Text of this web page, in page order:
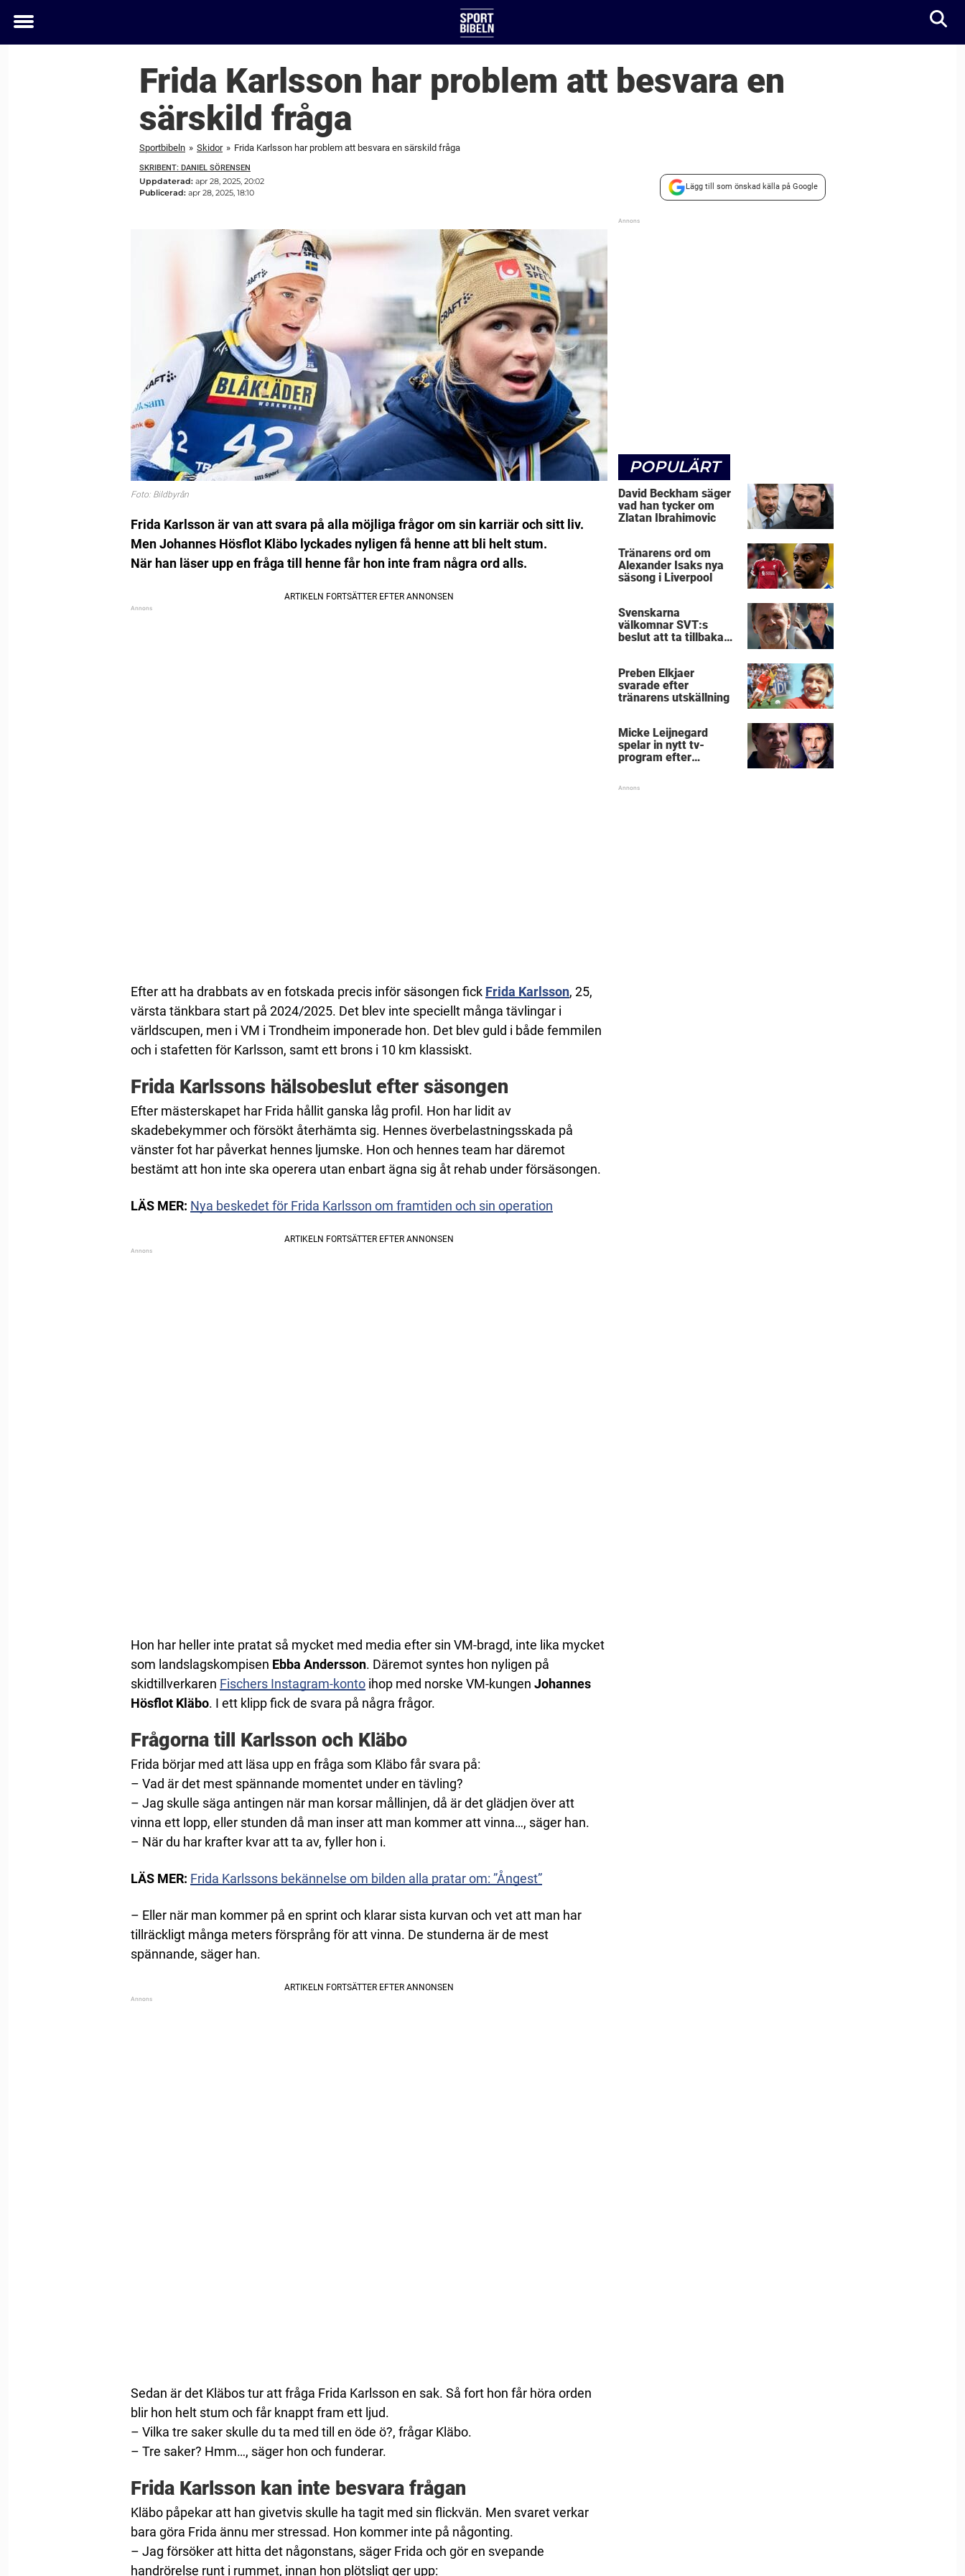
Toggle
Frida Karlsson har problem att besvara en
särskild fråga
Sportbibeln » Skidor » Frida Karlsson har problem att besvara en särskild fråga
SKRIBENT: DANIEL SÖRENSEN
Uppdaterad: apr 28, 2025, 20:02
Publicerad: apr 28, 2025, 18:10
Lägg till som önskad källa på Google
Foto: Bildbyrån
Frida Karlsson är van att svara på alla möjliga frågor om sin karriär och sitt liv.
Men Johannes Hösflot Kläbo lyckades nyligen få henne att bli helt stum.
När han läser upp en fråga till henne får hon inte fram några ord alls.
Efter att ha drabbats av en fotskada precis inför säsongen fick Frida Karlsson, 25,
värsta tänkbara start på 2024/2025. Det blev inte speciellt många tävlingar i
världscupen, men i VM i Trondheim imponerade hon. Det blev guld i både femmilen
och i stafetten för Karlsson, samt ett brons i 10 km klassiskt.
Frida Karlssons hälsobeslut efter säsongen
Efter mästerskapet har Frida hållit ganska låg profil. Hon har lidit av
skadebekymmer och försökt återhämta sig. Hennes överbelastningsskada på
vänster fot har påverkat hennes ljumske. Hon och hennes team har däremot
bestämt att hon inte ska operera utan enbart ägna sig åt rehab under försäsongen.
LÄS MER: Nya beskedet för Frida Karlsson om framtiden och sin operation
Hon har heller inte pratat så mycket med media efter sin VM-bragd, inte lika mycket
som landslagskompisen Ebba Andersson. Däremot syntes hon nyligen på
skidtillverkaren Fischers Instagram-konto ihop med norske VM-kungen Johannes
Hösflot Kläbo. I ett klipp fick de svara på några frågor.
Frågorna till Karlsson och Kläbo
Frida börjar med att läsa upp en fråga som Kläbo får svara på:
– Vad är det mest spännande momentet under en tävling?
– Jag skulle säga antingen när man korsar mållinjen, då är det glädjen över att
vinna ett lopp, eller stunden då man inser att man kommer att vinna…, säger han.
– När du har krafter kvar att ta av, fyller hon i.
LÄS MER: Frida Karlssons bekännelse om bilden alla pratar om: ”Ångest”
– Eller när man kommer på en sprint och klarar sista kurvan och vet att man har
tillräckligt många meters försprång för att vinna. De stunderna är de mest
spännande, säger han.
Sedan är det Kläbos tur att fråga Frida Karlsson en sak. Så fort hon får höra orden
blir hon helt stum och får knappt fram ett ljud.
– Vilka tre saker skulle du ta med till en öde ö?, frågar Kläbo.
– Tre saker? Hmm…, säger hon och funderar.
Frida Karlsson kan inte besvara frågan
Kläbo påpekar att han givetvis skulle ha tagit med sin flickvän. Men svaret verkar
bara göra Frida ännu mer stressad. Hon kommer inte på någonting.
– Jag försöker att hitta det någonstans, säger Frida och gör en svepande
handrörelse runt i rummet, innan hon plötsligt ger upp:
POPULÄRT
David Beckham säger
vad han tycker om
Zlatan Ibrahimovic
Tränarens ord om
Alexander Isaks nya
säsong i Liverpool
Svenskarna
välkomnar SVT:s
beslut att ta tillbaka
Preben Elkjaer
svarade efter
tränarens utskällning
Micke Leijnegard
spelar in nytt tv-
program efter